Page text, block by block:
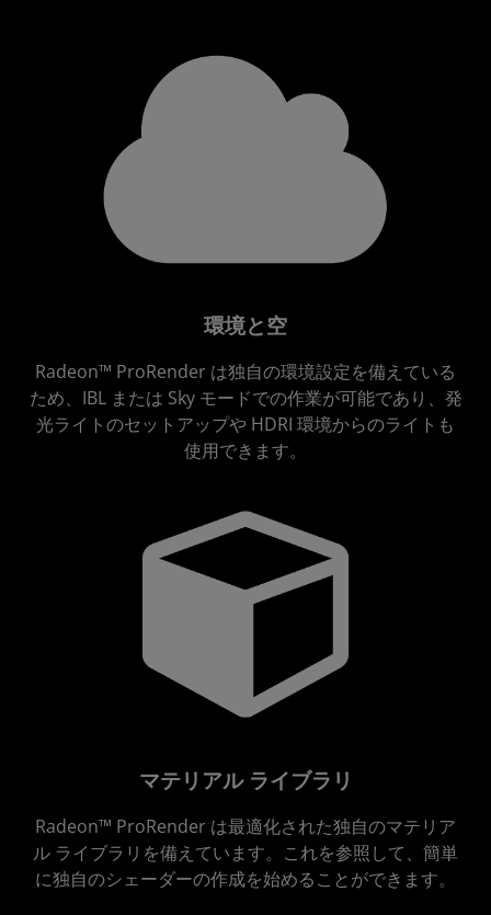
環境と空
Radeon™ ProRender は独自の環境設定を備えている
ため、IBL または Sky モードでの作業が可能であり、発
光ライトのセットアップや HDRI 環境からのライトも
使用できます。
マテリアル ライブラリ
Radeon™ ProRender は最適化された独自のマテリア
ル ライブラリを備えています。これを参照して、簡単
に独自のシェーダーの作成を始めることができます。